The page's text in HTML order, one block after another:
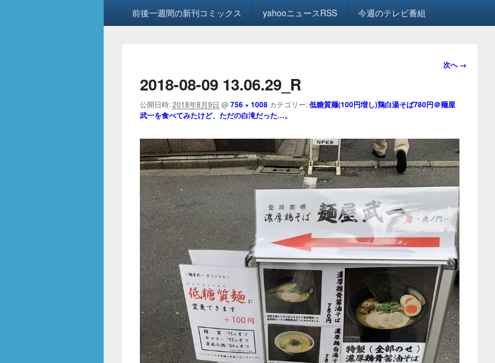
前後一週間の新刊コミックス yahooニュースRSS 今週のテレビ番組
画
ビ
シ
ョ
ン
次へ →
2018-08-09 13.06.29_R
公開日時:2018年8月9日 @756 × 1008 カテゴリー:低糖質麺(100円増し)鶏白湯そば780円＠麺屋
武一を食べてみたけど、ただの白滝だった…。